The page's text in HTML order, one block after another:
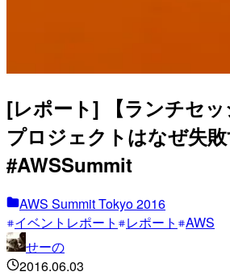
[レポート] 【ランチセ
プロジェクトはなぜ失
#AWSSummit
AWS Summit Tokyo 2016
イベントレポート
レポート
AWS
せーの
2016.06.03